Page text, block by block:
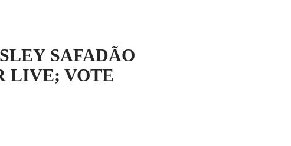
SAFADÃO
LIVE; VOTE